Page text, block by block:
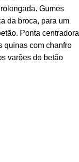
Gumes
da broca, para um
Ponta centradora
quinas com chanfro
varões do betão